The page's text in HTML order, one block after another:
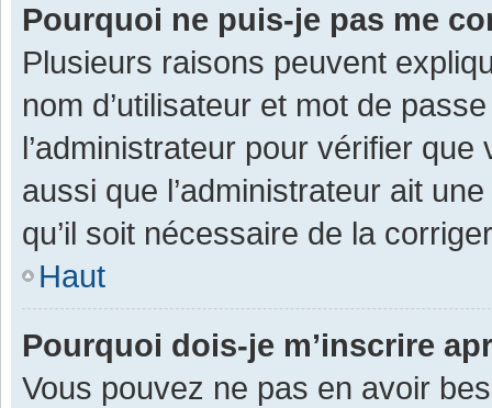
Pourquoi ne puis-je pas me
Plusieurs raisons peuvent
nom d’utilisateur et mot de
l’administrateur pour vérifier
aussi que l’administrateur ait
qu’il soit nécessaire de la
Haut
Pourquoi dois-je m’inscrire
Vous pouvez ne pas en avoir